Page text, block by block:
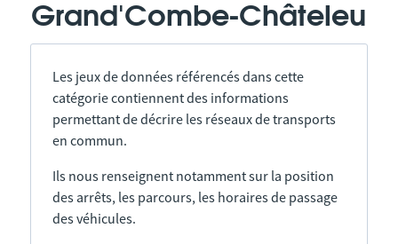
Grand'Combe-Châteleu
Les jeux de données référencés dans cette
catégorie contiennent des informations
permettant de décrire les réseaux de transports
en commun.
Ils nous renseignent notamment sur la position
des arrêts, les parcours, les horaires de passage
des véhicules.